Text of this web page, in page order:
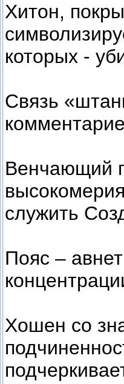
Хитон,
которых -
Связь
Венчающий
служить
Пояс –
Хошен со